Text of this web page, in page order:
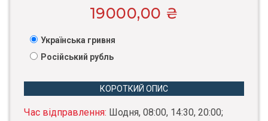
19000,00 ₴
Українська гривня
Російський рубль
КОРОТКИЙ ОПИС
Час відправлення: Шодня, 08:00, 14:30, 20:00;